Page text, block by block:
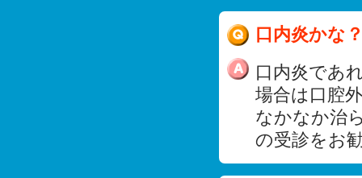
口内炎かな
口内炎であ
場合は口腔
なかなか治
の受診をお